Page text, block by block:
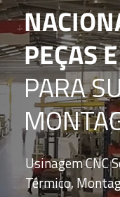
PEÇAS
PARA
Usinagem CNC
Térmico,